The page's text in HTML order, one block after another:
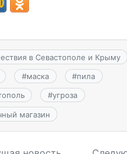
в Севастополе и Крыму
#маска #пила
#угроза
магазин